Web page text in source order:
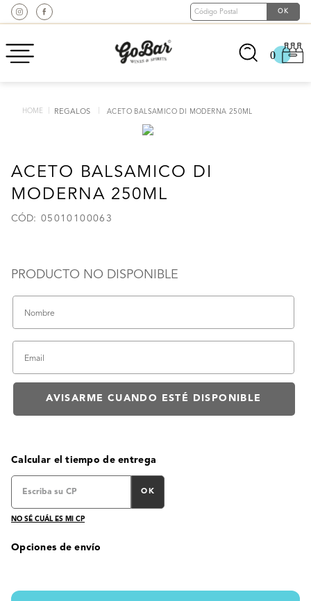
0
REGALOS ACETO BALSAMICO DI MODERNA 250ML
ACETO BALSAMICO DI
MODERNA 250ML
: 05010100063
Calcular el tiempo de entrega
OK
NO SÉ CUÁL ES MI CP
Opciones de envío